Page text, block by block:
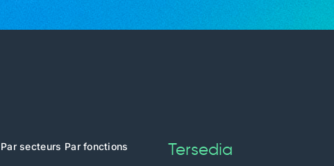
Par secteurs Par fonctions Tersedia